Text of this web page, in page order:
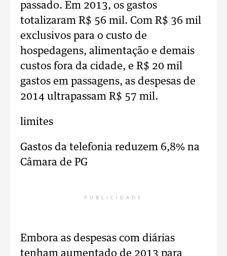
passado. Em 2013, os gastos
totalizaram R$ 56 mil. Com R$ 36 mil
exclusivos para o custo de
hospedagens, alimentação e demais
custos fora da cidade, e R$ 20 mil
gastos em passagens, as despesas de
2014 ultrapassam R$ 57 mil.
limites
Gastos da telefonia reduzem 6,8% na
Câmara de PG
PUBLICIDADE
Embora as despesas com diárias
tenham aumentado de 2013 para